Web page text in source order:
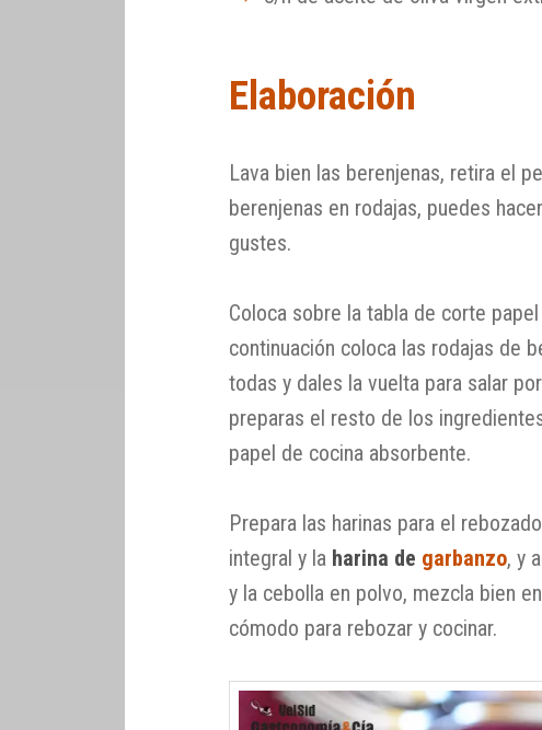
Elaboración
Lava bien las berenjenas, retira el
berenjenas en rodajas, puedes
gustes.
Coloca sobre la tabla de corte
continuación coloca las rodajas de
todas y dales la vuelta para salar
preparas el resto de los
papel de cocina absorbente.
Prepara las harinas para el
integral y la harina de garbanzo, y
y la cebolla en polvo, mezcla bien
cómodo para rebozar y cocinar.